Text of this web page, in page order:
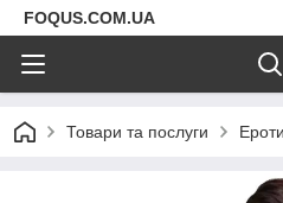
FOQUS.COM.UA
Товари та послуги